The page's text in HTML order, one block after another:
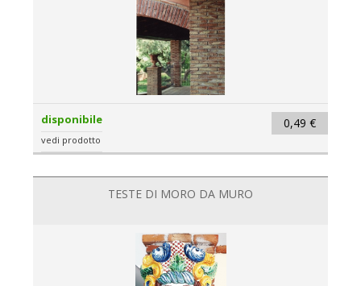
0,49 €
disponibile
vedi prodotto
TESTE DI MORO DA MURO